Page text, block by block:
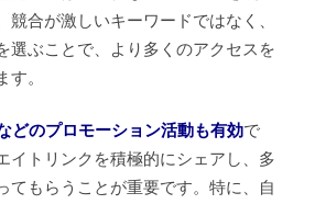
競合が激しいキーワードではなく、
選ぶことで、より多くのアクセスを
。
どのプロモーション活動も有効で
イトリンクを積極的にシェアし、多
てもらうことが重要です。特に、自